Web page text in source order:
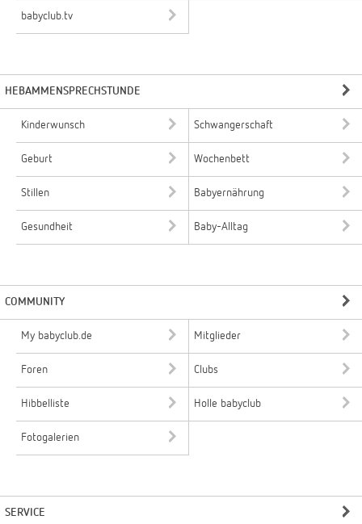
babyclub.tv
HEBAMMENSPRECHSTUNDE
Kinderwunsch Schwangerschaft
Geburt Wochenbett
Stillen Babyernährung
Gesundheit Baby-Alltag
COMMUNITY
My babyclub.de Mitglieder
Foren Clubs
Hibbelliste Holle babyclub
Fotogalerien
SERVICE